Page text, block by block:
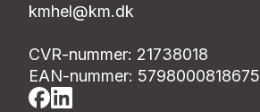
kmhel@km.dk
CVR-nummer: 21738018
EAN-nummer: 5798000818675